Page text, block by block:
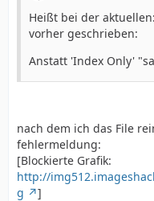
Heißt bei der
vorher geschrieben:
Anstatt 'Index Only'
nach dem ich das File
fehlermeldung:
[Blockierte Grafik:
http://
g
]